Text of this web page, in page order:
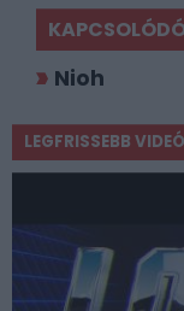
Nioh
LEGFRISSEBB